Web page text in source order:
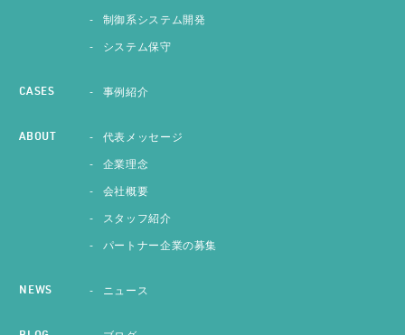
制御系システム開発
システム保守
CASES 事例紹介
ABOUT
代表メッセージ
企業理念
会社概要
スタッフ紹介
パートナー企業の募集
NEWS ニュース